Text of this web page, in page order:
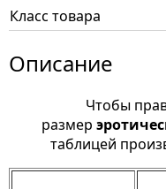
Класс товара
Описание
Чтобы
размер
таблицей